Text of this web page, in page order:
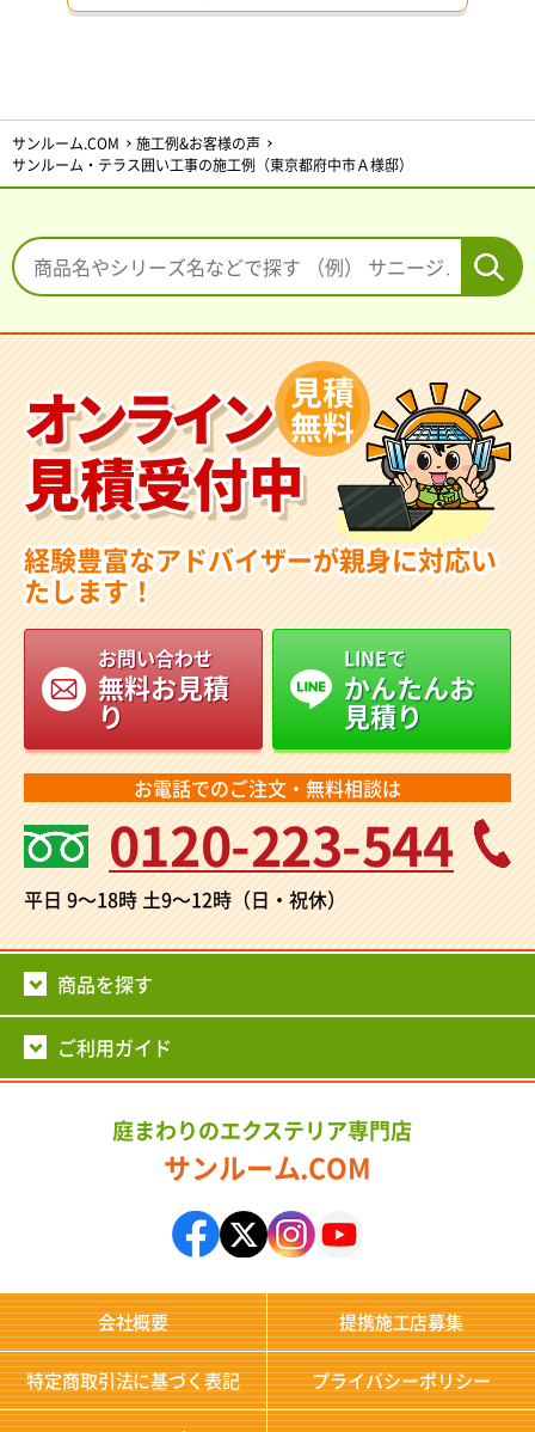
サンルーム.COM
施工例&お客様の声
サンルーム・テラス囲い工事の施工例（東京都府中市Ａ様邸）
オンライン
見積受付中
見積
無料
経験豊富なアドバイザーが親身に対応い
たします！
お問い合わせ
無料お見積
り
LINEで
かんたんお
見積り
お電話でのご注文・無料相談は
0120-223-544
平日 9～18時土9～12時（日・祝休）
商品を探す
ご利用ガイド
庭まわりのエクステリア専門店
サンルーム.COM
会社概要 提携施工店募集
特定商取引法に基づく表記 プライバシーポリシー